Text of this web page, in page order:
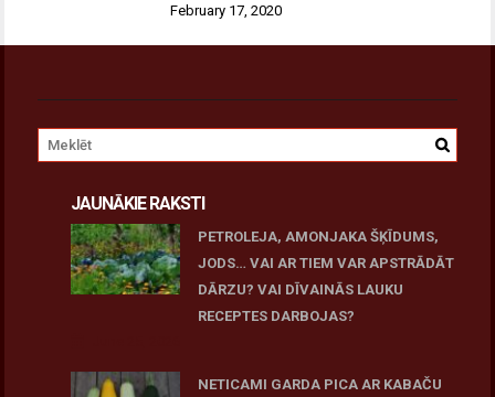
February 17, 2020
JAUNĀKIE RAKSTI
PETROLEJA, AMONJAKA ŠĶĪDUMS,
JODS… VAI AR TIEM VAR APSTRĀDĀT
DĀRZU? VAI DĪVAINĀS LAUKU
RECEPTES DARBOJAS?
NETICAMI GARDA PICA AR KABAČU